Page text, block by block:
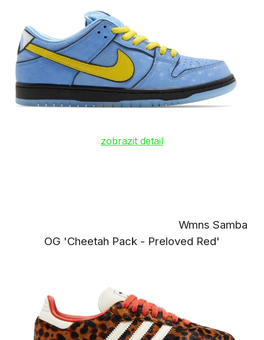
zobrazit detail
Wmns Samba
OG 'Cheetah Pack - Preloved Red'